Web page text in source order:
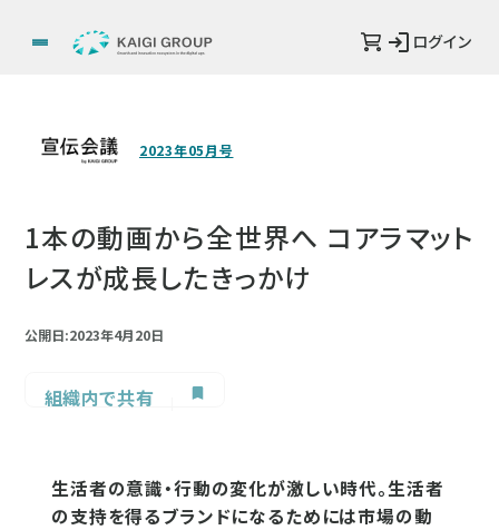
ログイン
2023年05月号
1本の動画から全世界へ コアラマット
レスが成長したきっかけ
公開日:2023年4月20日
組織内で共有
生活者の意識・行動の変化が激しい時代。生活者
の支持を得るブランドになるためには市場の動